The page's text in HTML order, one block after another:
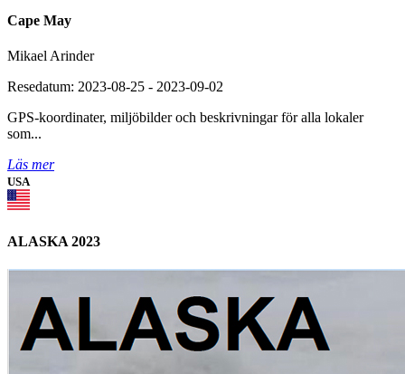
Cape May
Mikael Arinder
Resedatum: 2023-08-25 - 2023-09-02
GPS-koordinater, miljöbilder och beskrivningar för alla lokaler
som...
Läs mer
USA
ALASKA 2023